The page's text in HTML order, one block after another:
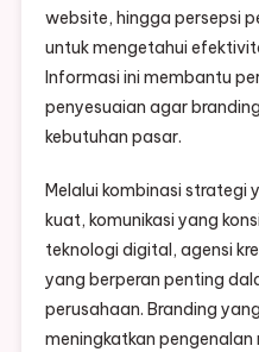
website, hingga persepsi
untuk mengetahui
Informasi ini membantu
penyesuaian agar
kebutuhan pasar.
Melalui kombinasi strategi
kuat, komunikasi yang
teknologi digital, agensi
yang berperan penting
perusahaan. Branding
meningkatkan